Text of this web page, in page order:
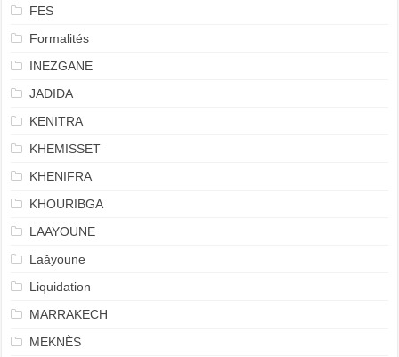
FES
Formalités
INEZGANE
JADIDA
KENITRA
KHEMISSET
KHENIFRA
KHOURIBGA
LAAYOUNE
Laâyoune
Liquidation
MARRAKECH
MEKNÈS